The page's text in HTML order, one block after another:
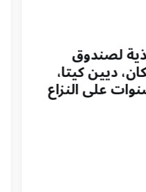
لصندوق
ديين كيتا،
على النزاع